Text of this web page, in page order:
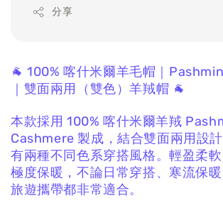
分享
🐐 100% 喀什米爾羊毛帽｜
｜雙面兩用（雙色）羊羢帽 🐐
本款採用 100% 喀什米爾羊羢
Cashmere 製成，結合雙面兩用設計
有兩種不同色系穿搭風格。輕盈柔
極度保暖， 不論日常穿搭、寒流保
旅遊攜帶都非常適合。